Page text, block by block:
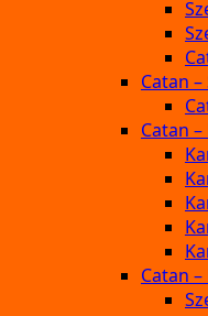
Catan
Catan
Catan